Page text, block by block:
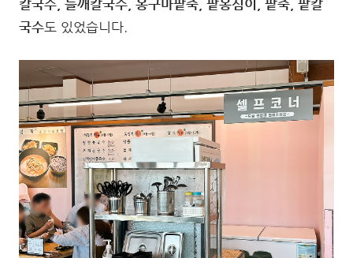
칼국수, 들깨칼국수, 옹구마팥죽, 팥옹심이, 팥죽, 팥칼
국수도 있었습니다.